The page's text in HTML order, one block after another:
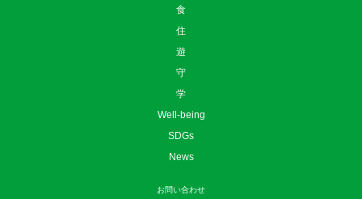
食
住
遊
守
学
Well-being
SDGs
News
お問い合わせ